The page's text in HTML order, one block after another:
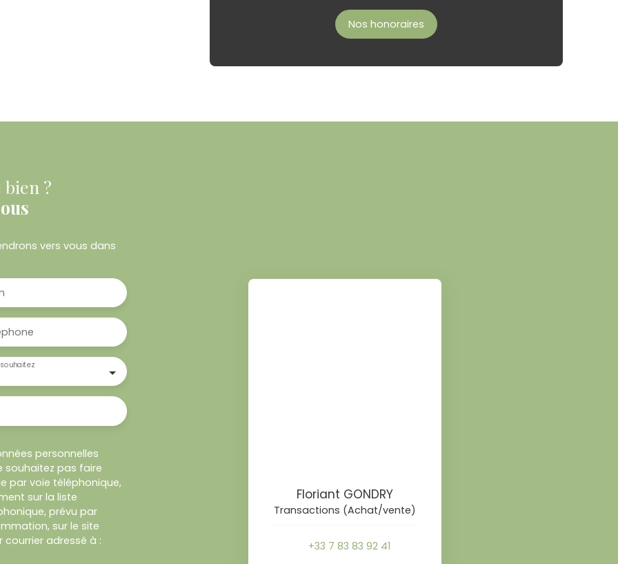
Nos honoraires
?
vers vous dans
personnelles
souhaitez pas faire
par voie téléphonique,
sur la liste
prévu par
sur le site
adressé à :
Floriant GONDRY
Transactions (Achat/vente)
+33 7 83 83 92 41